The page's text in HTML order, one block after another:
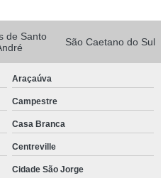
de Santo
São Caetano do Sul
Araçaúva
Campestre
Casa Branca
Centreville
Cidade São Jorge